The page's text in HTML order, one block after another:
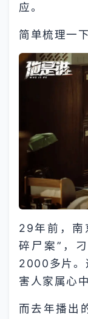
应。
简单梳理一
29年前，南
碎尸案”，
2000多片。
害人家属心
而去年播出